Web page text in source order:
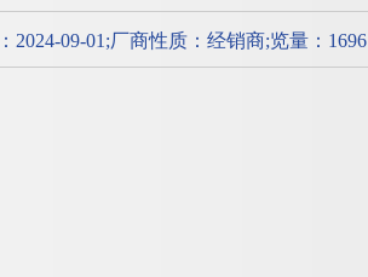
2024-09-01;厂商性质：经销商;览量：1696